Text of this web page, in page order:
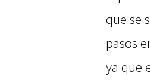
que se
pasos
ya que